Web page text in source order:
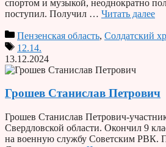
спортом и музыкой, неоднократно
поступил. Получил … Читать далее
Пензенская область, Солдатский
12.14.
13.12.2024
Грошев Станислав Петрович
Грошев Станислав Петрович-
Свердловской области. Окончил 9
на военную службу Советским РВК.